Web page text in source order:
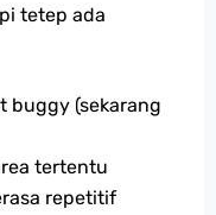
tetep ada
buggy (sekarang
tertentu
repetitif